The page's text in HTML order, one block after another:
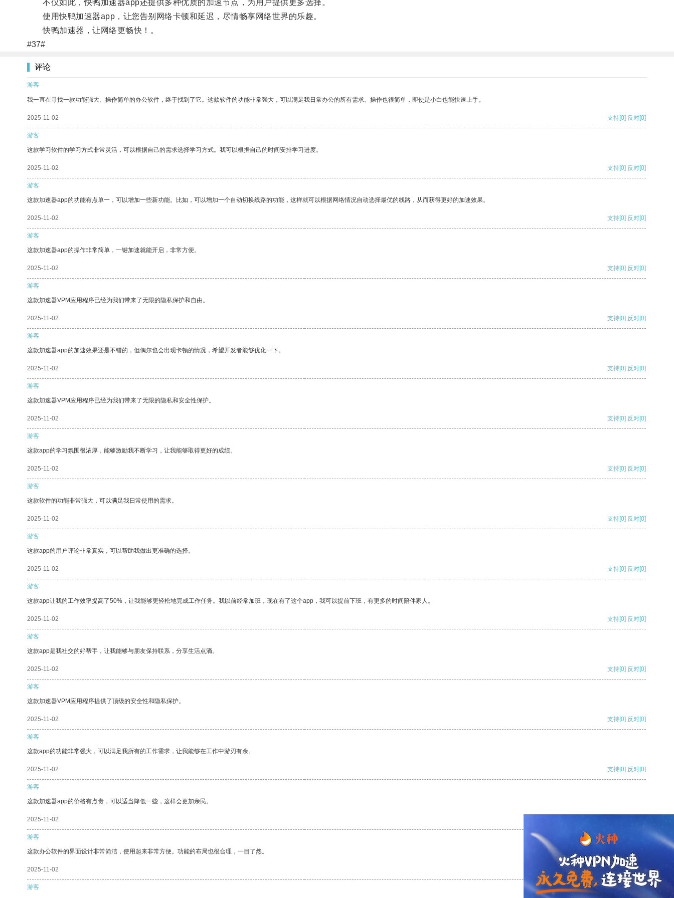
不仅如此，快鸭加速器app还提供多种优质的加速节点，为用户提供更多选择。
使用快鸭加速器app，让您告别网络卡顿和延迟，尽情畅享网络世界的乐趣。
快鸭加速器，让网络更畅快！。
#37#
评论
游客
我一直在寻找一款功能强大、操作简单的办公软件，终于找到了它。这款软件的功能非常强大，可以满足我日常办公的所有需求。操作也很简单，即使是小白也能快速上手。
2025-11-02 支持[0] 反对[0]
游客
这款学习软件的学习方式非常灵活，可以根据自己的需求选择学习方式。我可以根据自己的时间安排学习进度。
2025-11-02 支持[0] 反对[0]
游客
这款加速器app的功能有点单一，可以增加一些新功能。比如，可以增加一个自动切换线路的功能，这样就可以根据网络情况自动选择最优的线路，从而获得更好的加速效果。
2025-11-02 支持[0] 反对[0]
游客
这款加速器app的操作非常简单，一键加速就能开启，非常方便。
2025-11-02 支持[0] 反对[0]
游客
这款加速器VPM应用程序已经为我们带来了无限的隐私保护和自由。
2025-11-02 支持[0] 反对[0]
游客
这款加速器app的加速效果还是不错的，但偶尔也会出现卡顿的情况，希望开发者能够优化一下。
2025-11-02 支持[0] 反对[0]
游客
这款加速器VPM应用程序已经为我们带来了无限的隐私和安全性保护。
2025-11-02 支持[0] 反对[0]
游客
这款app的学习氛围很浓厚，能够激励我不断学习，让我能够取得更好的成绩。
2025-11-02 支持[0] 反对[0]
游客
这款软件的功能非常强大，可以满足我日常使用的需求。
2025-11-02 支持[0] 反对[0]
游客
这款app的用户评论非常真实，可以帮助我做出更准确的选择。
2025-11-02 支持[0] 反对[0]
游客
这款app让我的工作效率提高了50%，让我能够更轻松地完成工作任务。我以前经常加班，现在有了这个app，我可以提前下班，有更多的时间陪伴家人。
2025-11-02 支持[0] 反对[0]
游客
这款app是我社交的好帮手，让我能够与朋友保持联系，分享生活点滴。
2025-11-02 支持[0] 反对[0]
游客
这款加速器VPM应用程序提供了顶级的安全性和隐私保护。
2025-11-02 支持[0] 反对[0]
游客
这款app的功能非常强大，可以满足我所有的工作需求，让我能够在工作中游刃有余。
2025-11-02 支持[0] 反对[0]
游客
这款加速器app的价格有点贵，可以适当降低一些，这样会更加亲民。
2025-11-02
游客
这款办公软件的界面设计非常简洁，使用起来非常方便。功能的布局也很合理，一目了然。
2025-11-02 支持 [0] 反对 [0]
游客